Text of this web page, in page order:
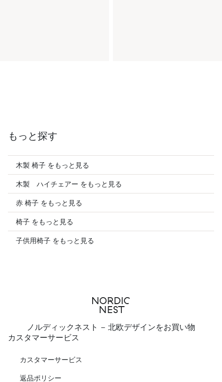
もっと探す
木製 椅子 をもっと見る
木製 ハイチェアー をもっと見る
赤 椅子 をもっと見る
椅子 をもっと見る
子供用椅子 をもっと見る
ノルディックネスト - 北欧デザインをお買い物
カスタマーサービス
カスタマーサービス
返品ポリシー